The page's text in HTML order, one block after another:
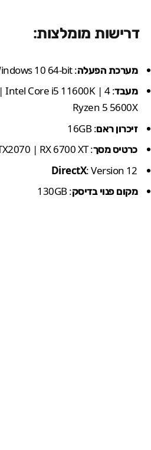
דרישות מומלצות:
מערכת הפעלה: Windows 10 64-bit
מעבד
| Intel Core i5 11600K |
Ryzen 5 5600X
זיכרון ראם: 16GB
כרטיס מסך: 8GB VRAM | RTX2070 | RX 6700 XT
DirectX: Version 12
מקום פנוי בדיסק: 130GB